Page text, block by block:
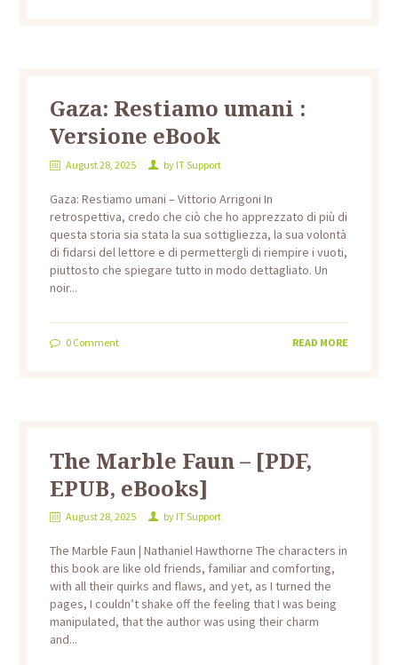
Gaza: Restiamo umani :
Versione eBook
August 28, 2025 by IT Support
Gaza: Restiamo umani – Vittorio Arrigoni In
retrospettiva, credo che ciò che ho apprezzato di più di
questa storia sia stata la sua sottigliezza, la sua volontà
di fidarsi del lettore e di permettergli di riempire i vuoti,
piuttosto che spiegare tutto in modo dettagliato. Un
noir...
0Comment READ MORE
The Marble Faun – [PDF,
EPUB, eBooks]
August 28, 2025 by IT Support
The Marble Faun | Nathaniel Hawthorne The characters in
this book are like old friends, familiar and comforting,
with all their quirks and flaws, and yet, as I turned the
pages, I couldn’t shake off the feeling that I was being
manipulated, that the author was using their charm
and...